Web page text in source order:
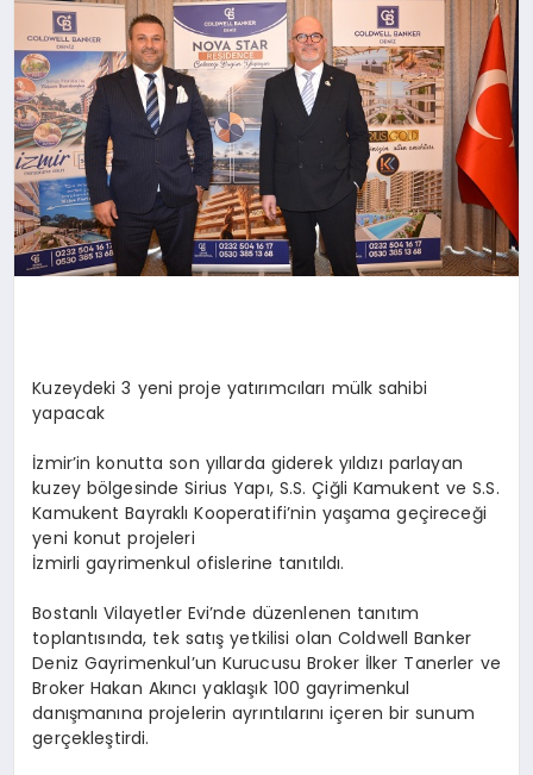
Kuzeydeki 3 yeni proje yatırımcıları mülk sahibi
yapacak
İzmir’in konutta son yıllarda giderek yıldızı parlayan
kuzey bölgesinde Sirius Yapı, S.S. Çiğli Kamukent ve S.S.
Kamukent Bayraklı Kooperatifi’nin yaşama geçireceği
yeni konut projeleri
İzmirli gayrimenkul ofislerine tanıtıldı.
Bostanlı Vilayetler Evi’nde düzenlenen tanıtım
toplantısında, tek satış yetkilisi olan Coldwell Banker
Deniz Gayrimenkul’un Kurucusu Broker İlker Tanerler ve
Broker Hakan Akıncı yaklaşık 100 gayrimenkul
danışmanına projelerin ayrıntılarını içeren bir sunum
gerçekleştirdi.